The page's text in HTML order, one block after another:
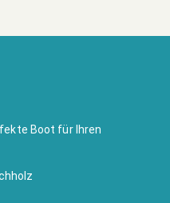
Boot für Ihren